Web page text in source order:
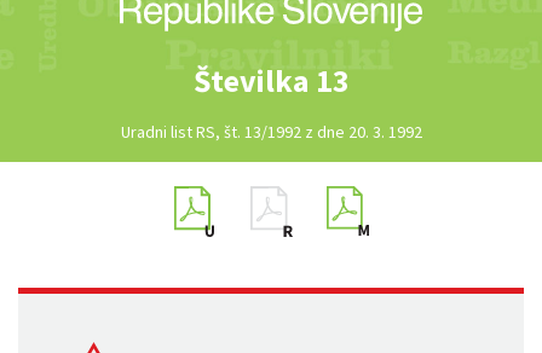
Številka 13
Uradni list RS, št. 13/1992 z dne 20. 3. 1992